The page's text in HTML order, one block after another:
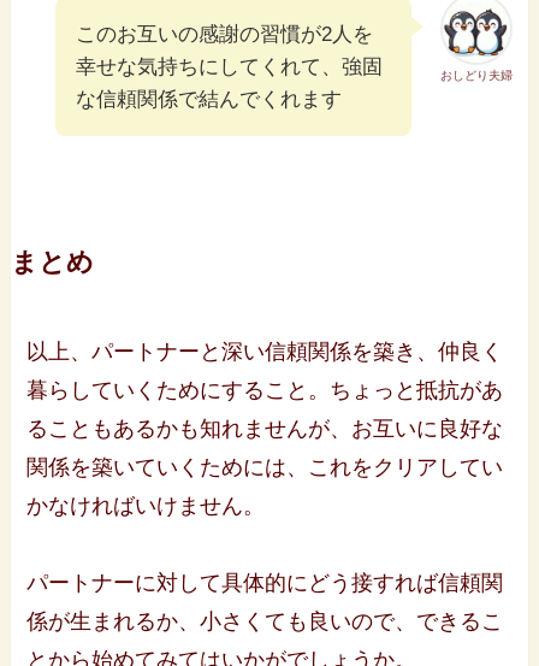
おしどり夫婦
このお互いの感謝の習慣が2人を
幸せな気持ちにしてくれて、強固
な信頼関係で結んでくれます
まとめ
以上、パートナーと深い信頼関係を築き、仲良く
暮らしていくためにすること。ちょっと抵抗があ
ることもあるかも知れませんが、お互いに良好な
関係を築いていくためには、これをクリアしてい
かなければいけません。
パートナーに対して具体的にどう接すれば信頼関
係が生まれるか、小さくても良いので、できるこ
とから始めてみてはいかがでしょうか。